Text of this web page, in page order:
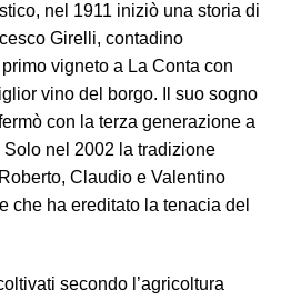
nel 1911 iniziò una storia di
Girelli, contadino
vigneto a La Conta con
vino del borgo. Il suo sogno
con la terza generazione a
nel 2002 la tradizione
Claudio e Valentino
che ha ereditato la tenacia del
secondo l’agricoltura